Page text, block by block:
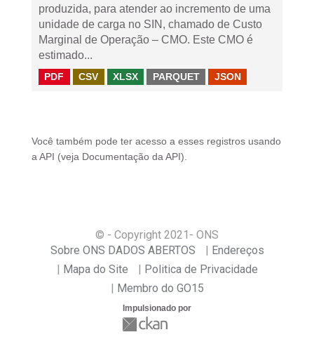
produzida, para atender ao incremento de uma
unidade de carga no SIN, chamado de Custo
Marginal de Operação – CMO. Este CMO é
estimado...
PDF CSV XLSX PARQUET JSON
Você também pode ter acesso a esses registros usando
a API (veja Documentação da API ).
© - Copyright 2021 - ONS
Sobre ONS DADOS ABERTOS
Endereços
Mapa do Site
Politica de Privacidade
Membro do GO15
Impulsionado por